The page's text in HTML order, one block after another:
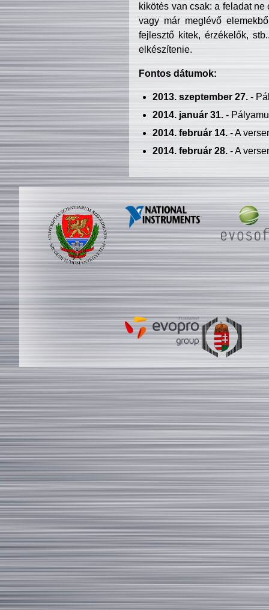
kikötés van csak: a feladat
vagy már meglévő
fejlesztő kitek, érzékelők,
elkészítenie.
Fontos dátumok:
2013. szeptember 27.-
2014. január 31.-
2014. február 14.- A
2014. február 28.- A